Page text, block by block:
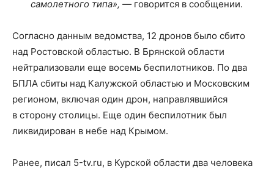
самолетного типа», — говорится в сообщении.
Согласно данным ведомства, 12 дронов было сбито
над Ростовской областью. В Брянской области
нейтрализовали еще восемь беспилотников. По два
БПЛА сбиты над Калужской областью и Московским
регионом, включая один дрон, направлявшийся
в сторону столицы. Еще один беспилотник был
ликвидирован в небе над Крымом.
Ранее, писал 5-tv.ru, в Курской области два человека